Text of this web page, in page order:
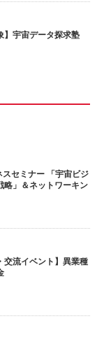
】宇宙データ探求塾
セミナー 「宇宙ビジ
略」＆ネットワーキン
交流イベント】異業種